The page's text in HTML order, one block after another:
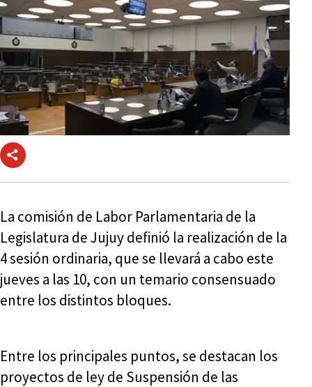
La comisión de Labor Parlamentaria de la
Legislatura de Jujuy definió la realización de la
4 sesión ordinaria, que se llevará a cabo este
jueves a las 10, con un temario consensuado
entre los distintos bloques.
Entre los principales puntos, se destacan los
proyectos de ley de Suspensión de las